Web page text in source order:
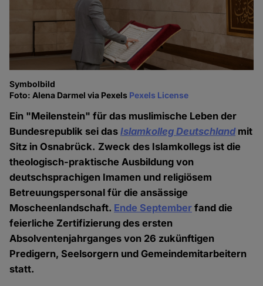
Symbolbild
Foto: Alena Darmel via Pexels Pexels License
Ein "Meilenstein" für das muslimische Leben der
Bundesrepublik sei dasIslamkolleg Deutschlandmit
Sitz in Osnabrück. Zweck des Islamkollegs ist die
theologisch-praktische Ausbildung von
deutschsprachigen Imamen und religiösem
Betreuungspersonal für die ansässige
Moscheenlandschaft. Ende September fand die
feierliche Zertifizierung des ersten
Absolventenjahrganges von 26 zukünftigen
Predigern, Seelsorgern und Gemeindemitarbeitern
statt.